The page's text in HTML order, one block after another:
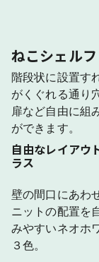
ねこシェルフ
階段状に設置す
がくぐれる通り
扉など自由に組
ができます。
自由なレイアウ
ラス
壁の間口にあわ
ニットの配置を
みやすいネオホ
３色。